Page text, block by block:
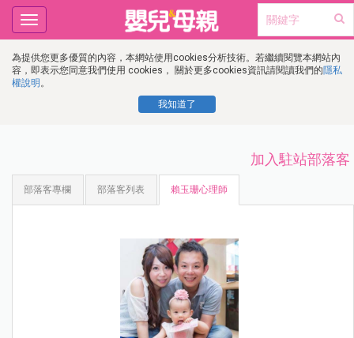
為提供您更多優質的內容，本網站使用cookies分析技術。若繼續閱覽本網站內
容，即表示您同意我們使用 cookies， 關於更多cookies資訊請閱讀我們的隱私
權說明 。
我知道了
Toggle
navigation
加入駐站部落客
部落客專欄 部落客列表 賴玉珊心理師